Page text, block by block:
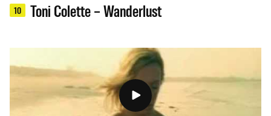
10 Toni Colette – Wanderlust